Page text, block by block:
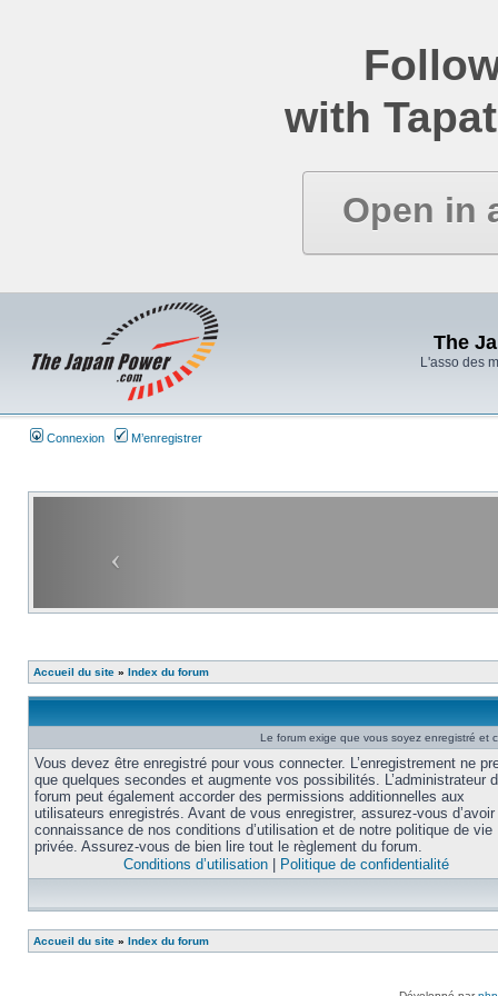
with
Open in
The
L'asso des
Connexion M’enregistrer
Accueil du site » Index du forum
Le forum exige que vous soyez enregistré et
Vous devez être enregistré pour vous connecter. L’enregistrement ne
que quelques secondes et augmente vos possibilités. L’administrateur
forum peut également accorder des permissions additionnelles aux
utilisateurs enregistrés. Avant de vous enregistrer, assurez-vous
connaissance de nos conditions d’utilisation et de notre politique de vie
privée. Assurez-vous de bien lire tout le règlement du forum.
Conditions d’utilisation
Politique de confidentialité
Accueil du site » Index du forum